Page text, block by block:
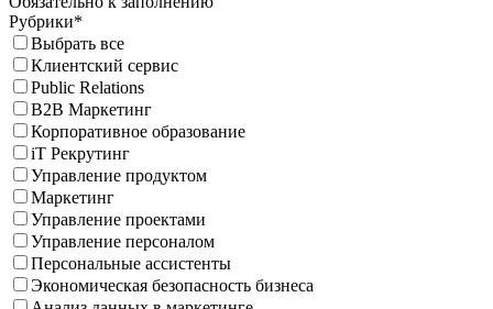
Рубрики*
Выбрать все
Клиентский сервис
Public Relations
B2B Маркетинг
Корпоративное образование
iT Рекрутинг
Управление продуктом
Маркетинг
Управление проектами
Управление персоналом
Персональные ассистенты
Экономическая безопасность бизнеса